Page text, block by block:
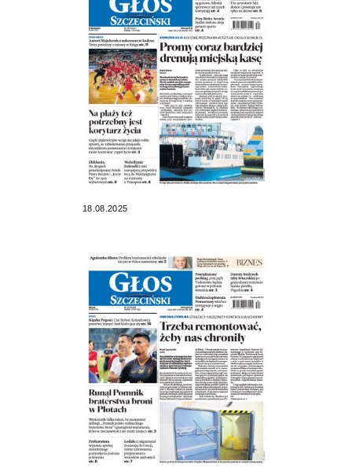
18.08.2025